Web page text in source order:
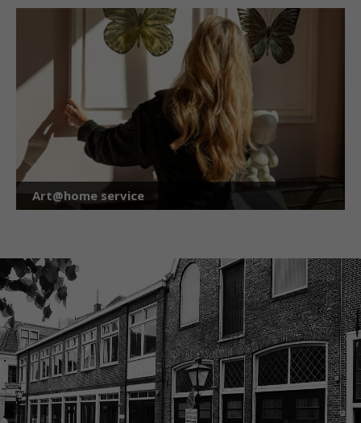
Art@home service